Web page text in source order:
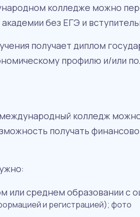
колледже можно
без ЕГЭ и
получает диплом
профилю и/или
колледж можно
получать
или среднем образовании с
и регистрацией); фото